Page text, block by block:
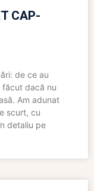
CAP-
de ce au
dacă nu
Am adunat
scurt, cu
detaliu pe